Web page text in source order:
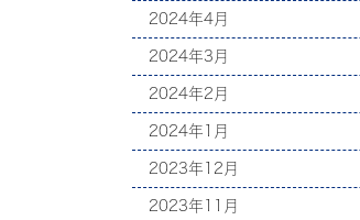
2024年4月
2024年3月
2024年2月
2024年1月
2023年12月
2023年11月